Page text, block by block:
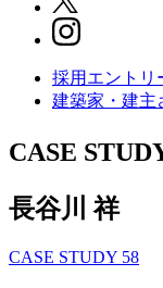
採用エントリ
建築家・建主
CASE
長谷川 祥
CASE STUDY 58